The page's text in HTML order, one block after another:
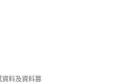
料及資料篡